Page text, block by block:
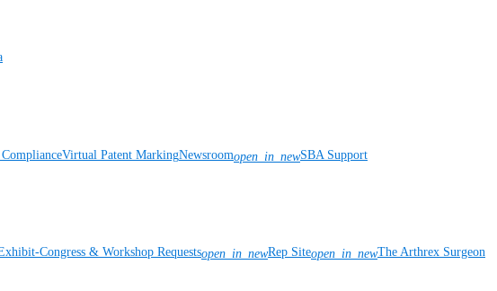
Virtual Patent MarkingNewsroomopen_in_newSBA Support
Congress & Workshop Requestsopen_in_newRep Siteopen_in_newThe Arthrex Surgeon